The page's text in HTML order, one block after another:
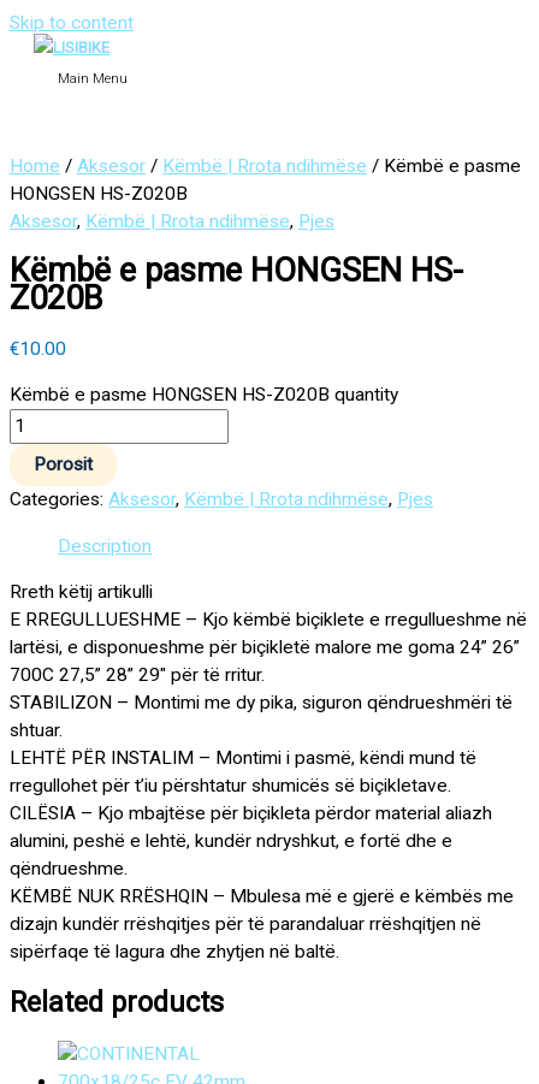
Skip to content
Main Menu
Home / Aksesor / Këmbë | Rrota ndihmëse / Këmbë e pasme
HONGSEN HS-Z020B
Aksesor, Këmbë | Rrota ndihmëse, Pjes
Këmbë e pasme HONGSEN HS-
Z020B
€10.00
Këmbë e pasme HONGSEN HS-Z020B quantity
Porosit
Categories: Aksesor, Këmbë | Rrota ndihmëse, Pjes
Description
Rreth këtij artikulli
E RREGULLUESHME – Kjo këmbë biçiklete e rregullueshme në
lartësi, e disponueshme për biçikletë malore me goma 24” 26”
700C 27,5” 28” 29″ për të rritur.
STABILIZON – Montimi me dy pika, siguron qëndrueshmëri të
shtuar.
LEHTË PËR INSTALIM – Montimi i pasmë, këndi mund të
rregullohet për t’iu përshtatur shumicës së biçikletave.
CILËSIA – Kjo mbajtëse për biçikleta përdor material aliazh
alumini, peshë e lehtë, kundër ndryshkut, e fortë dhe e
qëndrueshme.
KËMBË NUK RRËSHQIN – Mbulesa më e gjerë e këmbës me
dizajn kundër rrëshqitjes për të parandaluar rrëshqitjen në
sipërfaqe të lagura dhe zhytjen në baltë.
Related products